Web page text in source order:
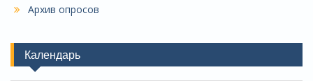
Архив опросов
Календарь